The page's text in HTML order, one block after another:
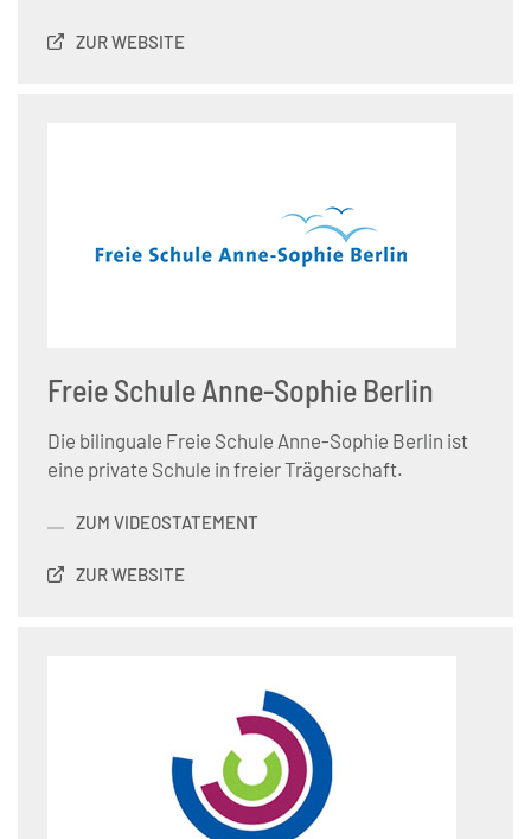
ZUR WEBSITE
Freie Schule Anne-Sophie Berlin
Die bilinguale Freie Schule Anne-Sophie Berlin ist
eine private Schule in freier Trägerschaft.
ZUM VIDEOSTATEMENT
ZUR WEBSITE